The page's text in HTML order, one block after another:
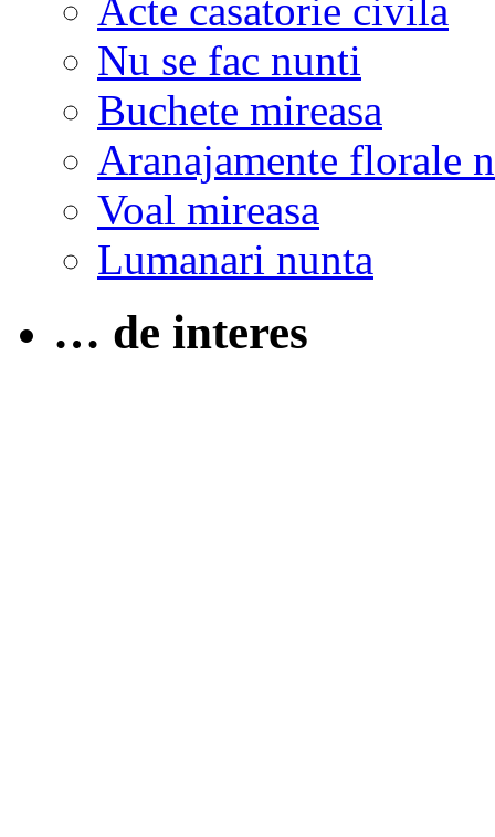
Acte casatorie civila
Nu se fac nunti
Buchete mireasa
Aranajamente florale
Voal mireasa
Lumanari nunta
… de interes